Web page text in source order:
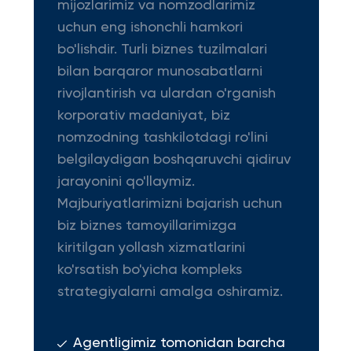
mijozlarimiz va nomzodlarimiz
uchun eng ishonchli hamkori
bo'lishdir. Turli biznes tuzilmalari
bilan barqaror munosabatlarni
rivojlantirish va ulardan o'rganish
korporativ madaniyat, biz
nomzodning tashkilotdagi ro'lini
belgilaydigan boshqaruvchi qidiruv
jarayonini qo'llaymiz.
Majburiyatlarimizni bajarish uchun
biz biznes tamoyillarimizga
kiritilgan yollash xizmatlarini
ko'rsatish bo'yicha kompleks
strategiyalarni amalga oshiramiz.
Agentligimiz tomonidan barcha